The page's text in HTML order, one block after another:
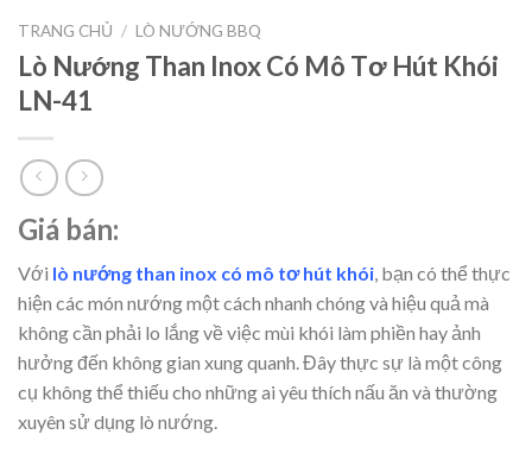
TRANG CHỦ / LÒ NƯỚNG BBQ
Lò Nướng Than Inox Có Mô Tơ Hút Khói
LN-41
Giá bán:
Với lò nướng than inox có mô tơ hút khói, bạn có thể thực
hiện các món nướng một cách nhanh chóng và hiệu quả mà
không cần phải lo lắng về việc mùi khói làm phiền hay ảnh
hưởng đến không gian xung quanh. Đây thực sự là một công
cụ không thể thiếu cho những ai yêu thích nấu ăn và thường
xuyên sử dụng lò nướng.